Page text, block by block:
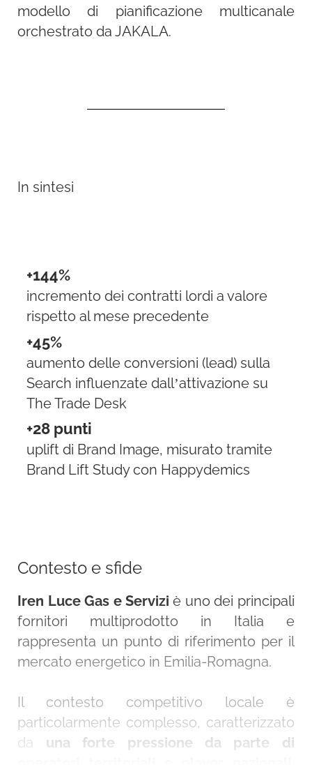
modello di pianificazione multicanale
orchestrato da JAKALA.
In sintesi
+144%
incremento dei contratti lordi a valore
rispetto al mese precedente
+45%
aumento delle conversioni (lead) sulla
Search influenzate dall’attivazione su
The Trade Desk
+28 punti
uplift di Brand Image, misurato tramite
Brand Lift Study con Happydemics
Contesto e sfide
Iren Luce Gas e Serviziè uno dei principali
fornitori multiprodotto in Italia e
rappresenta un punto di riferimento per il
mercato energetico in Emilia-Romagna.
Il contesto competitivo locale è
particolarmente complesso, caratterizzato
da una forte pressione da parte di